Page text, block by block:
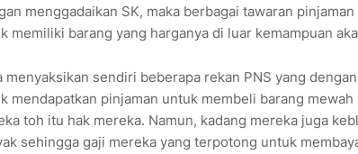
menggadaikan SK, maka berbagai tawaran
memiliki barang yang harganya di luar kemampuan
menyaksikan sendiri beberapa rekan PNS yang
mendapatkan pinjaman untuk membeli barang
toh itu hak mereka. Namun, kadang mereka juga
sehingga gaji mereka yang terpotong untuk